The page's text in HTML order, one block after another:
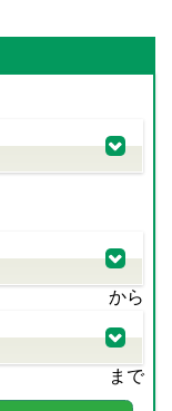
から
まで